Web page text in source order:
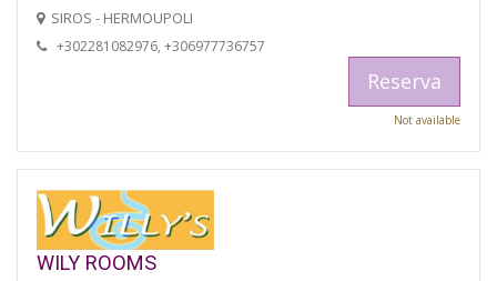
SIROS - HERMOUPOLI
+302281082976, +306977736757
Reserva
Not available
WILY ROOMS